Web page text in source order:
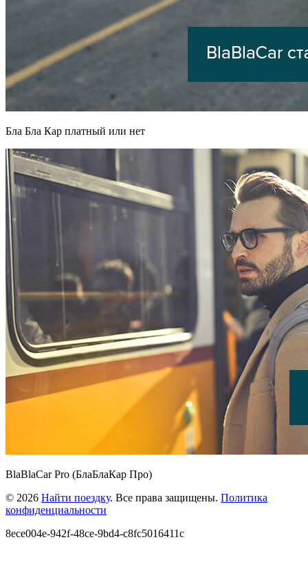
Бла Бла Кар платный или нет
BlaBlaCar Pro (БлаБлаКар Про)
© 2026 Найти поездку. Все права защищены. Политика
конфиденциальности
8ece004e-942f-48ce-9bd4-c8fc5016411c